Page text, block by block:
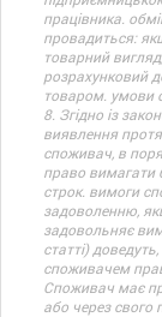
працівника.
провадиться:
товарний
розрахунковий
товаром. умови
8. Згідно із
виявлення
споживач, в
право вимагати
строк. вимоги
задоволенню,
задовольняє
статті)
споживачем
Споживач має
або через свого